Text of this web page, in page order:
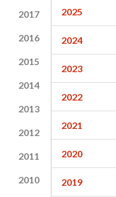
2017
2016
2015
2014
2013
2012
2011
2010
2025
2024
2023
2022
2021
2020
2019